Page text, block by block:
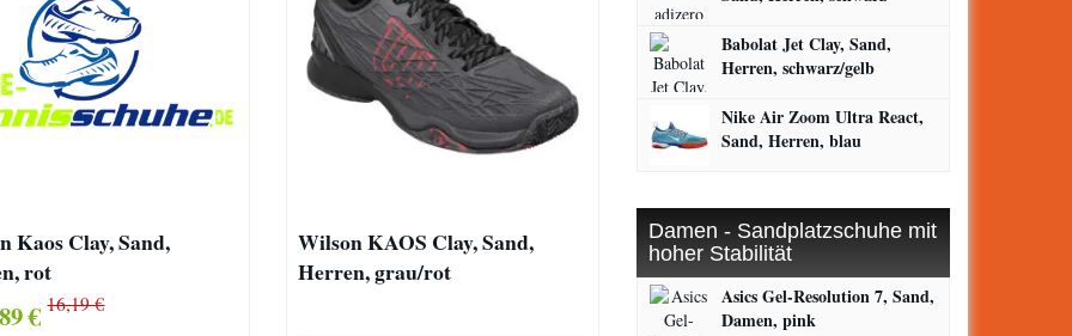
Kaos Clay, Sand,
rot
€16,19 €
Wilson KAOS Clay, Sand,
Herren, grau/rot
Babolat Jet Clay, Sand,
Herren, schwarz/gelb
Nike Air Zoom Ultra React,
Sand, Herren, blau
Damen - Sandplatzschuhe mit
hoher Stabilität
Asics Gel-Resolution 7, Sand,
Damen, pink